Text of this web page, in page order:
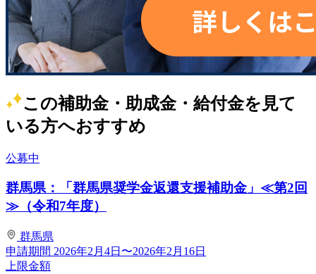
この補助金・助成金・給付金を見て
いる方へおすすめ
公募中
群馬県：「群馬県奨学金返還支援補助金」≪第2回
≫（令和7年度）
群馬県
申請期間 2026年2月4日〜2026年2月16日
上限金額